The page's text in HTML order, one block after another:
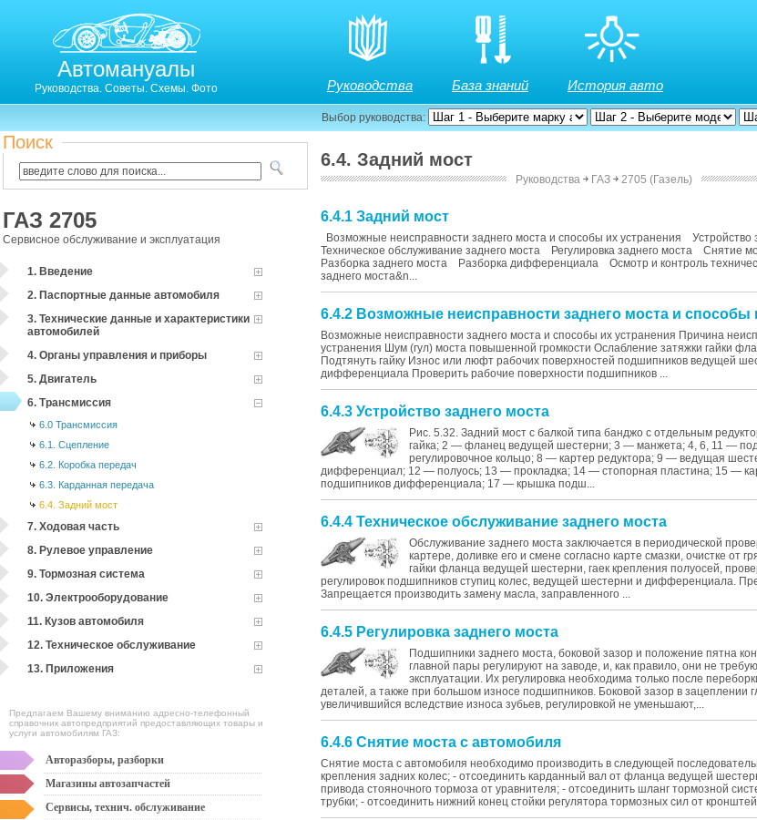
Автомануалы
Руководства. Советы. Схемы. Фото Руководства База знаний История авто
Выбор руководства:
Поиск
ГАЗ 2705
Сервисное обслуживание и эксплуатация
1. Введение
2. Паспортные данные автомобиля
3. Технические данные и характеристики
автомобилей
4. Органы управления и приборы
5. Двигатель
6. Трансмиссия
6.0 Трансмиссия
6.1. Сцепление
6.2. Коробка передач
6.3. Карданная передача
6.4. Задний мост
7. Ходовая часть
8. Рулевое управление
9. Тормозная система
10. Электрооборудование
11. Кузов автомобиля
12. Техническое обслуживание
13. Приложения
Предлагаем Вашему вниманию адресно-телефонный
справочник автопредприятий предоставляющих товары и
услуги автомобилям ГАЗ:
Авторазборы, разборки
Магазины автозапчастей
Сервисы, технич. обслуживание
6.4. Задний мост
Руководства ￫ ГАЗ ￫ 2705 (Газель)
6.4.1 Задний мост
Возможные неисправности заднего моста и способы их устранения Устройство
Техническое обслуживание заднего моста Регулировка заднего моста Снятие
Разборка заднего моста Разборка дифференциала Осмотр и контроль
заднего моста&n...
6.4.2 Возможные неисправности заднего моста и способы
Возможные неисправности заднего моста и способы их устранения Причина
устранения Шум (гул) моста повышенной громкости Ослабление затяжки гайки
Подтянуть гайку Износ или люфт рабочих поверхностей подшипников ведущей
дифференциала Проверить рабочие поверхности подшипников ...
6.4.3 Устройство заднего моста
Рис. 5.32. Задний мост с балкой типа банджо с отдельным
гайка; 2 — фланец ведущей шестерни; 3 — манжета; 4, 6, 11 —
регулировочное кольцо; 8 — картер редуктора; 9 — ведущая
дифференциал; 12 — полуось; 13 — прокладка; 14 — стопорная пластина; 15 —
подшипников дифференциала; 17 — крышка подш...
6.4.4 Техническое обслуживание заднего моста
Обслуживание заднего моста заключается в периодической
картере, доливке его и смене согласно карте смазки, очистке от
гайки фланца ведущей шестерни, гаек крепления полуосей,
регулировок подшипников ступиц колес, ведущей шестерни и дифференциала.
Запрещается производить замену масла, заправленного ...
6.4.5 Регулировка заднего моста
Подшипники заднего моста, боковой зазор и положение пятна
главной пары регулируют на заводе, и, как правило, они не
эксплуатации. Их регулировка необходима только после
деталей, а также при большом износе подшипников. Боковой зазор в зацеплении
увеличившийся вследствие износа зубьев, регулировкой не уменьшают,...
6.4.6 Снятие моста с автомобиля
Снятие моста с автомобиля необходимо производить в следующей
крепления задних колес; - отсоединить карданный вал от фланца ведущей
привода стояночного тормоза от уравнителя; - отсоединить шланг тормозной
трубки; - отсоединить нижний конец стойки регулятора тормозных сил от